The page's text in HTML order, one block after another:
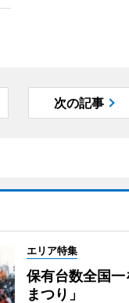
次の記事
エリア特集
保有台数全国
まつり」